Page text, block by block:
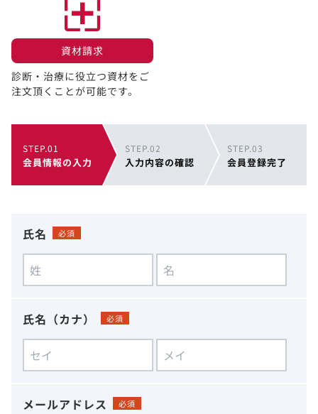
資材請求​
診断・治療に役立つ資材をご
注文頂くことが可能です。
STEP.01
会員情報の入力
STEP.02
入力内容の確認
STEP.03
会員登録完了
氏名 必須
氏名（カナ） 必須
メールアドレス 必須